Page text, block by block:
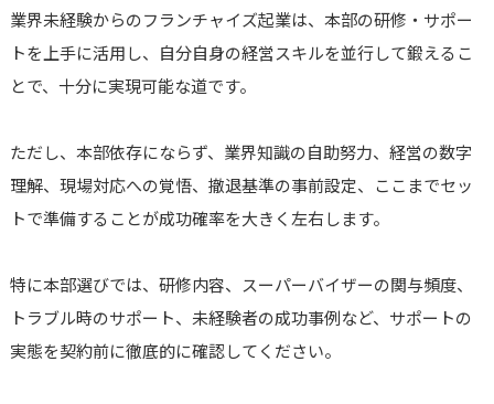
業界未経験からのフランチャイズ起業は、本部の研修・サポー
トを上手に活用し、自分自身の経営スキルを並行して鍛えるこ
とで、十分に実現可能な道です。
ただし、本部依存にならず、業界知識の自助努力、経営の数字
理解、現場対応への覚悟、撤退基準の事前設定、ここまでセッ
トで準備することが成功確率を大きく左右します。
特に本部選びでは、研修内容、スーパーバイザーの関与頻度、
トラブル時のサポート、未経験者の成功事例など、サポートの
実態を契約前に徹底的に確認してください。